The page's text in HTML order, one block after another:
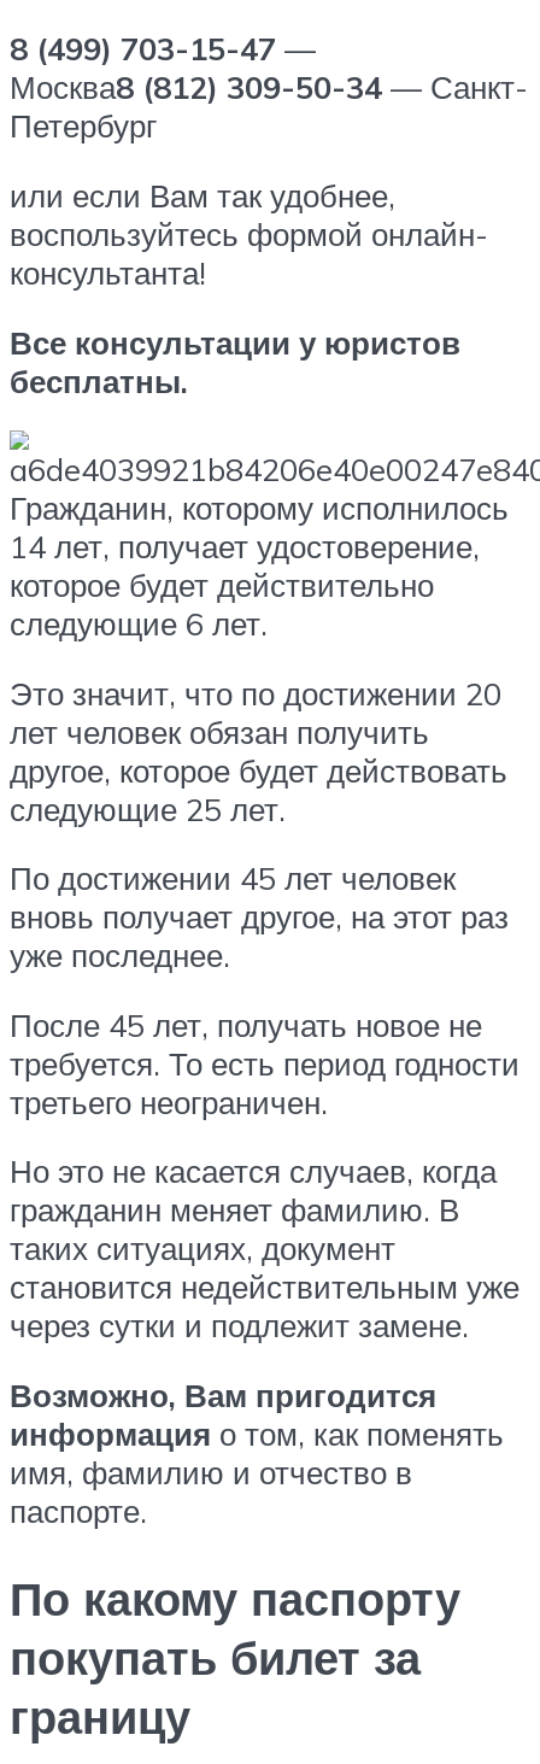
8 (499) 703-15-47 —
Москва8 (812) 309-50-34 — Санкт-
Петербург
или если Вам так удобнее,
воспользуйтесь формой онлайн-
консультанта!
Все консультации у юристов
бесплатны.
Гражданин, которому исполнилось
14 лет, получает удостоверение,
которое будет действительно
следующие 6 лет.
Это значит, что по достижении 20
лет человек обязан получить
другое, которое будет действовать
следующие 25 лет.
По достижении 45 лет человек
вновь получает другое, на этот раз
уже последнее.
После 45 лет, получать новое не
требуется. То есть период годности
третьего неограничен.
Но это не касается случаев, когда
гражданин меняет фамилию. В
таких ситуациях, документ
становится недействительным уже
через сутки и подлежит замене.
Возможно, Вам пригодится
информация о том, как поменять
имя, фамилию и отчество в
паспорте.
По какому паспорту
покупать билет за
границу